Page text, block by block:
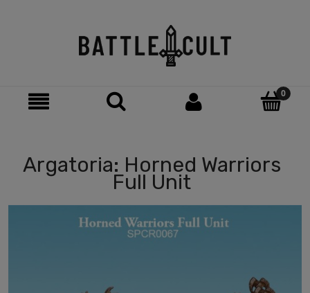
Argatoria: Horned Warriors
Full Unit